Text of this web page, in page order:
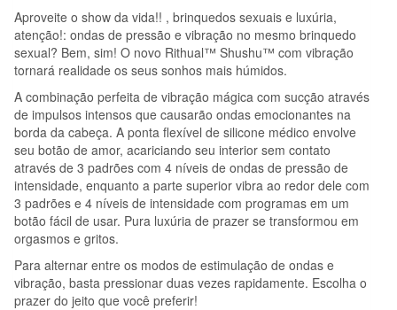
Aproveite o show da vida!! , brinquedos sexuais e luxúria,
atenção!: ondas de pressão e vibração no mesmo brinquedo
sexual? Bem, sim! O novo Rithual™ Shushu™ com vibração
tornará realidade os seus sonhos mais húmidos.
A combinação perfeita de vibração mágica com sucção através
de impulsos intensos que causarão ondas emocionantes na
borda da cabeça. A ponta flexível de silicone médico envolve
seu botão de amor, acariciando seu interior sem contato
através de 3 padrões com 4 níveis de ondas de pressão de
intensidade, enquanto a parte superior vibra ao redor dele com
3 padrões e 4 níveis de intensidade com programas em um
botão fácil de usar. Pura luxúria de prazer se transformou em
orgasmos e gritos.
Para alternar entre os modos de estimulação de ondas e
vibração, basta pressionar duas vezes rapidamente. Escolha o
prazer do jeito que você preferir!